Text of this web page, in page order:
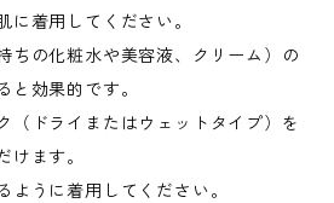
に着用してください。
の化粧水や美容液、クリーム）の
と効果的です。
ドライまたはウェットタイプ）を
けます。
ように着用してください。